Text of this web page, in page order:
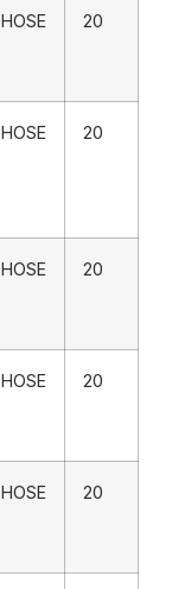
HOSE 20
HOSE 20
HOSE 20
HOSE 20
HOSE 20